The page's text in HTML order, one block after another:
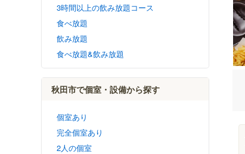
3時間以上の飲み放題コース
食べ放題
飲み放題
食べ放題&飲み放題
秋田市で個室・設備から探す
個室あり
完全個室あり
2人の個室